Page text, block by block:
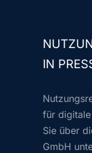
IN
für
Sie über
GmbH